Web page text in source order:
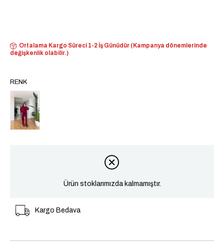
Ortalama Kargo Süreci 1-2 İş Günüdür (Kampanya dönemlerinde
değişkenlik olabilir.)
RENK
Ürün stoklarımızda kalmamıştır.
Kargo Bedava